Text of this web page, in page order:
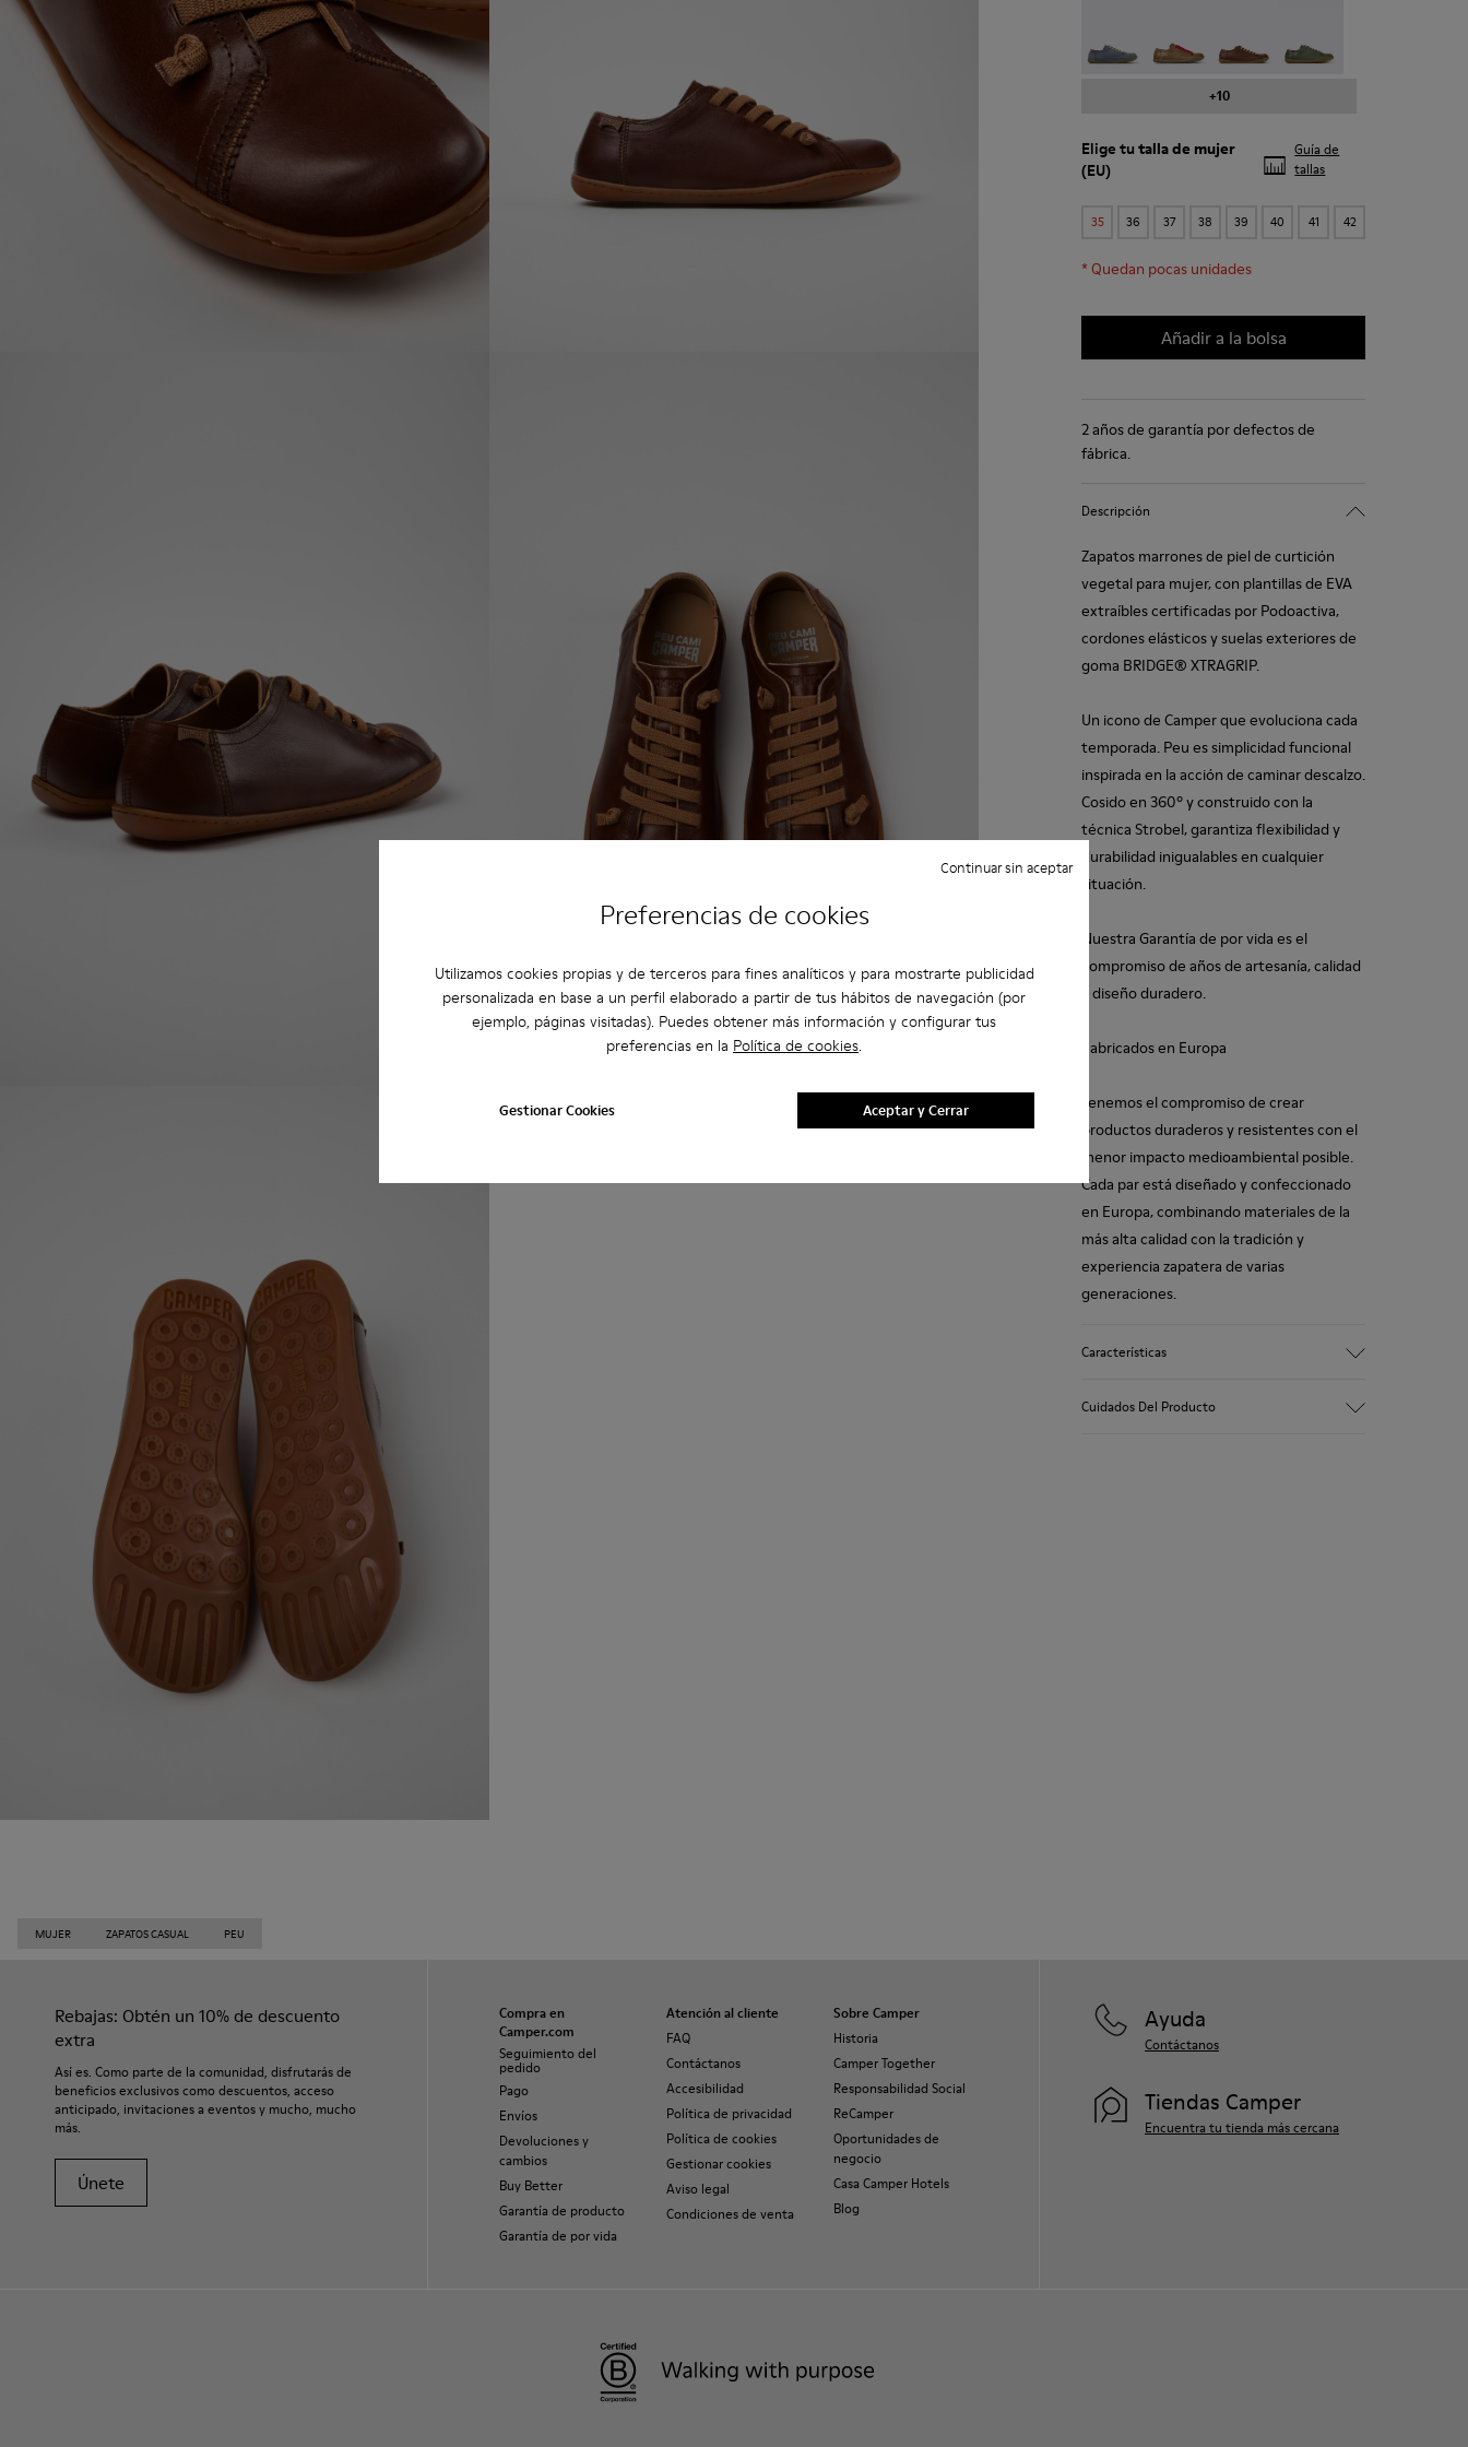
Preferencias de cookies
Utilizamos cookies propias y de terceros para fines analíticos y para mostrarte publicidad
personalizada en base a un perfil elaborado a partir de tus hábitos de navegación (por
ejemplo, páginas visitadas). Puedes obtener más información y configurar tus
preferencias en la Política de cookies.
Gestionar Cookies
Continuar sin aceptar
Aceptar y Cerrar
+10
Elige tu talla de mujer
(EU)
Guía de
tallas
35 36 37 38 39 40 41 42
*Quedan pocas unidades
Añadir a la bolsa
2 años de garantía por defectos de
fábrica.
Descripción
Zapatos marrones de piel de curtición
vegetal para mujer, con plantillas de EVA
extraíbles certificadas por Podoactiva,
cordones elásticos y suelas exteriores de
goma BRIDGE® XTRAGRIP.
Un icono de Camper que evoluciona cada
temporada. Peu es simplicidad funcional
inspirada en la acción de caminar descalzo.
Cosido en 360º y construido con la
técnica Strobel, garantiza flexibilidad y
durabilidad inigualables en cualquier
situación.
Nuestra Garantía de por vida es el
compromiso de años de artesanía, calidad
y diseño duradero.
Fabricados en Europa
Tenemos el compromiso de crear
productos duraderos y resistentes con el
menor impacto medioambiental posible.
Cada par está diseñado y confeccionado
en Europa, combinando materiales de la
más alta calidad con la tradición y
experiencia zapatera de varias
generaciones.
Características
Cuidados Del Producto
MUJER ZAPATOS CASUAL PEU
Rebajas: Obtén un 10% de descuento
extra
Así es. Como parte de la comunidad, disfrutarás de
beneficios exclusivos como descuentos, acceso
anticipado, invitaciones a eventos y mucho, mucho
más.
Únete
Compra en
Camper.com
Seguimiento del
pedido
Pago
Envíos
Devoluciones y
cambios
Buy Better
Garantía de producto
Garantía de por vida
Atención al cliente
FAQ
Contáctanos
Accesibilidad
Política de privacidad
Política de cookies
Gestionar cookies
Aviso legal
Condiciones de venta
Sobre Camper
Historia
Camper Together
Responsabilidad Social
ReCamper
Oportunidades de
negocio
Casa Camper Hotels
Blog
Ayuda
Contáctanos
Tiendas Camper
Encuentra tu tienda más cercana